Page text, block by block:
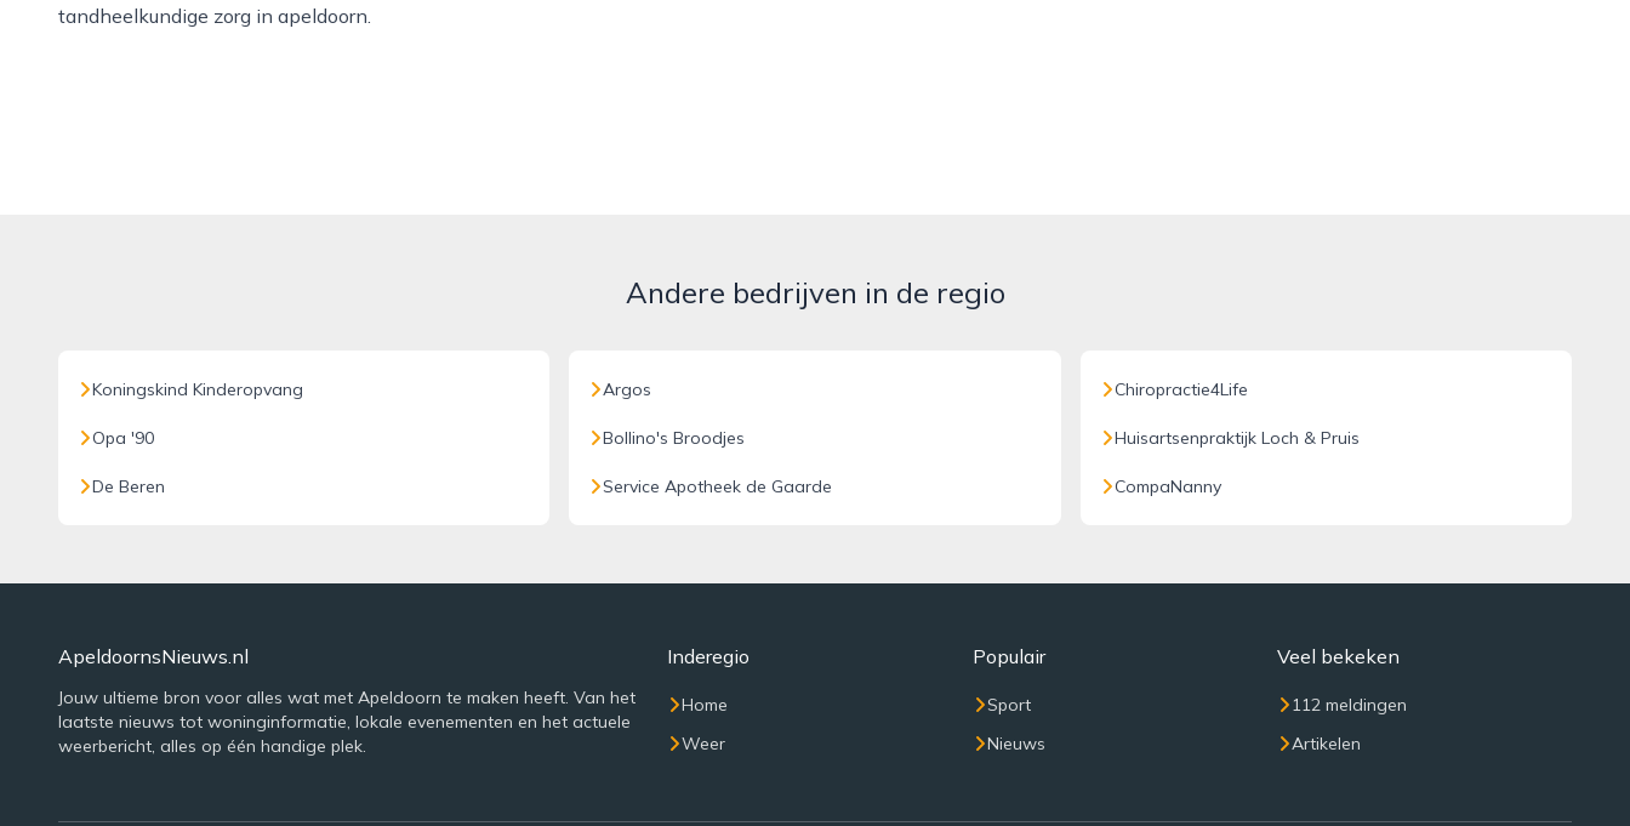
tandheelkundige zorg in apeldoorn.
Andere bedrijven in de regio
Koningskind Kinderopvang
Opa '90
De Beren
Argos
Bollino's Broodjes
Service Apotheek de Gaarde
Chiropractie4Life
Huisartsenpraktijk Loch & Pruis
CompaNanny
ApeldoornsNieuws.nl
Jouw ultieme bron voor alles wat met Apeldoorn te maken heeft. Van het
laatste nieuws tot woninginformatie, lokale evenementen en het actuele
weerbericht, alles op één handige plek.
Inderegio
Home
Weer
Populair
Sport
Nieuws
Veel bekeken
112 meldingen
Artikelen